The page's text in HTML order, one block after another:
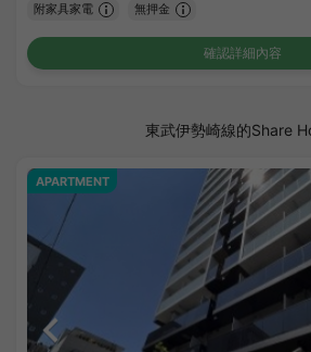
附家具家電 無押金
確認詳細內容
東武伊勢崎線的Share
APARTMENT